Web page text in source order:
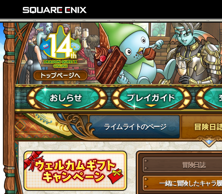
ライムライトのページ
冒険日誌
一緒に冒険したキャラ